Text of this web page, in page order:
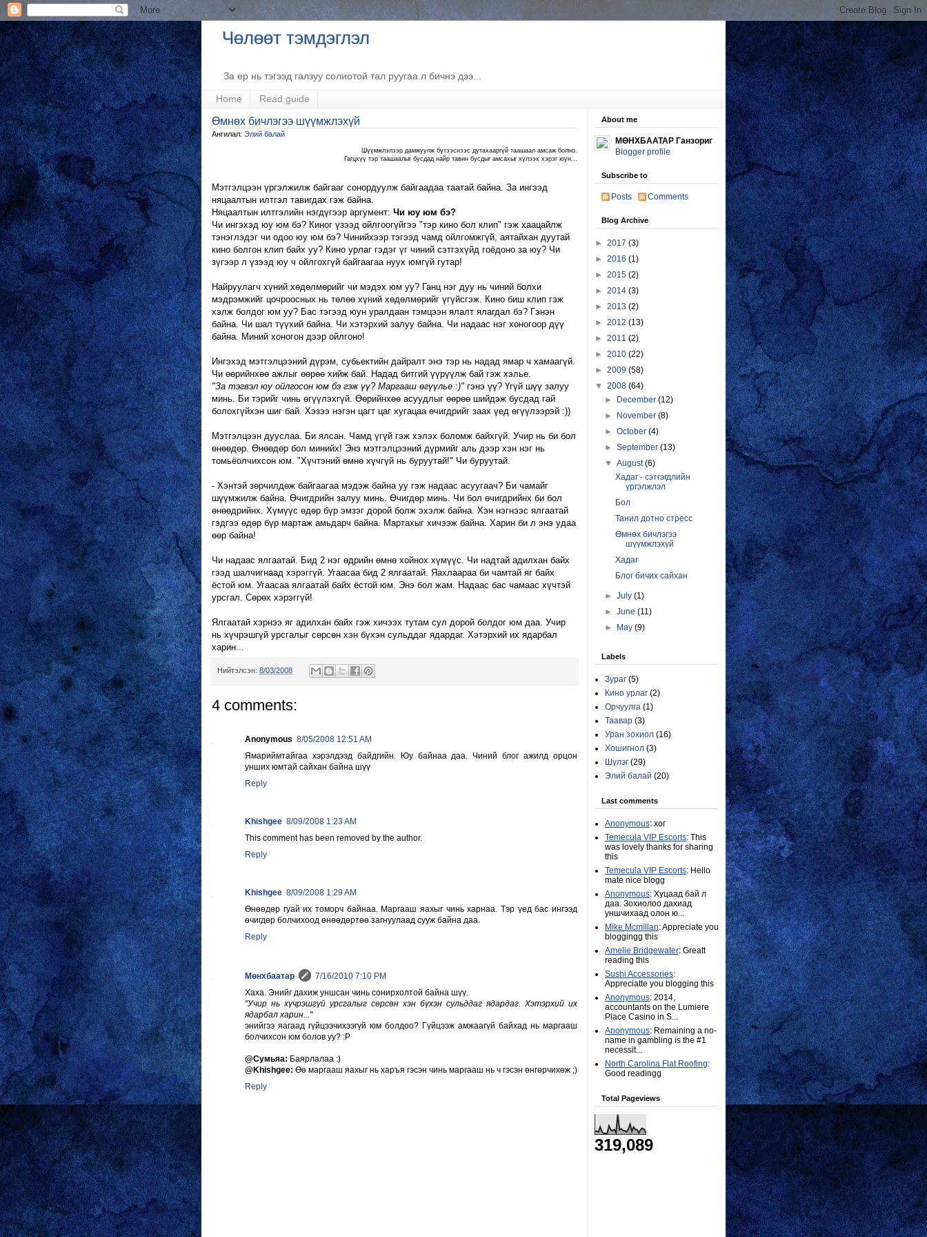
Чөлөөт тэмдэглэл
За ер нь тэгээд галзуу солиотой тал руугаа л бичнэ дээ...
Home Read guide
Өмнөх бичлэгээ шүүмжлэхүй
Ангилал: Элий балай
Шүүмжлэлээр дамжуулж бүтээснээс дутахааргүй таашаал амсаж болно.
Гагцхүү тэр таашаалыг бусдад найр тавин бусдыг амсахыг хүлээх хэрэг юун...
Мэтгэлцээн үргэлжилж байгааг сонордуулж байгаадаа таатай байна. За ингээд
няцаалтын илтгэл тавигдах гэж байна.
Няцаалтын илтгэлийн нэгдүгээр аргумент: Чи юу юм бэ?
Чи ингэхэд юу юм бэ? Киног үзээд ойлгоогүйгээ "тэр кино бол клип" гэж хаацайлж
тэнэглэдэг чи одоо юу юм бэ? Чинийхээр тэгээд чамд ойлгомжгүй, аятайхан дуутай
кино болгон клип байх уу? Кино урлаг гэдэг үг чиний сэтгэхүйд гоёдоно за юу? Чи
зүгээр л үзээд юу ч ойлгохгүй байгаагаа нуух юмгүй гутар!
Найруулагч хүний хөдөлмөрийг чи мэдэх юм уу? Ганц нэг дуу нь чиний болхи
мэдрэмжийг цочроосных нь төлөө хүний хөдөлмөрийг үгүйсгэж. Кино биш клип гэж
хэлж болдог юм уу? Бас тэгээд юун уралдаан тэмцээн ялалт ялагдал бэ? Гэнэн
байна. Чи шал түүхий байна. Чи хэтэрхий залуу байна. Чи надаас нэг хоногоор дүү
байна. Миний хоногон дээр ойлгоно!
Ингэхэд мэтгэлцээний дүрэм, субьектийн дайралт энэ тэр нь надад ямар ч хамаагүй.
Чи өөрийнхөө ажлыг өөрөө хийж бай. Надад битгий үүрүүлж бай гэж хэлье.
"За тэгвэл юу ойлгосон юм бэ гэж үү? Маргааш өгүүлье :)" гэнэ үү? Үгүй шүү залуу
минь. Би тэрийг чинь өгүүлэхгүй. Өөрийнхөө асуудлыг өөрөө шийдэж бусдад гай
болохгүйхэн шиг бай. Хэзээ нэгэн цагт цаг хугацаа өчигдрийг заах үед өгүүлээрэй :))
Мэтгэлцээн дууслаа. Би ялсан. Чамд үгүй гэж хэлэх боломж байхгүй. Учир нь би бол
өнөөдөр. Өнөөдөр бол минийх! Энэ мэтгэлцээний дүрмийг аль дээр хэн нэг нь
томьёолчихсон юм. "Хүчтэний өмнө хүчгүй нь буруутай!" Чи буруутай.
- Хэнтэй зөрчилдөж байгаагаа мэдэж байна уу гэж надаас асуугаач? Би чамайг
шүүмжилж байна. Өчигдрийн залуу минь. Өчигдөр минь. Чи бол өчигдрийнх би бол
өнөөдрийнх. Хүмүүс өдөр бүр эмзэг дорой болж эхэлж байна. Хэн нэгнээс ялгаатай
гэдгээ өдөр бүр мартаж амьдарч байна. Мартахыг хичээж байна. Харин би л энэ удаа
өөр байна!
Чи надаас ялгаатай. Бид 2 нэг өдрийн өмнө хойнох хүмүүс. Чи надтай адилхан байх
гээд шалчигнаад хэрэггүй. Угаасаа бид 2 ялгаатай. Яахлаараа би чамтай яг байх
ёстой юм. Угаасаа ялгаатай байх ёстой юм. Энэ бол жам. Надаас бас чамаас хүчтэй
урсгал. Сөрөх хэрэггүй!
Ялгаатай хэрнээ яг адилхан байх гэж хичээх тутам сул дорой болдог юм даа. Учир
нь хүчрэшгүй урсгалыг сөрсөн хэн бүхэн сульддаг ядардаг. Хэтэрхий их ядарбал
харин...
Нийтэлсэн: 8/03/2008
4 comments:
Anonymous 8/05/2008 12:51 AM
Ямариймтайгаа хэрэлдээд байдгийн. Юу байнаа даа. Чиний блог ажилд орцон
унших юмтай сайхан байна шүү
Reply
Khishgee 8/09/2008 1:23 AM
This comment has been removed by the author.
Reply
Khishgee 8/09/2008 1:29 AM
Өнөөдөр гуай их томорч байнаа. Маргааш яахыг чинь харнаа. Тэр үед бас ингээд
өчигдөр болчихоод өнөөдөртөө загнуулаад сууж байна даа.
Reply
Мөнхбаатар
7/16/2010 7:10 PM
Хаха. Энийг дахиж уншсан чинь сонирхолтой байна шүү.
"Учир нь хүчрэшгүй урсгалыг сөрсөн хэн бүхэн сульддаг ядардаг. Хэтэрхий их
ядарбал харин..."
энийгээ яагаад гүйцээчихээгүй юм болдоо? Гүйцээж амжаагүй байхад нь маргааш
болчихсон юм болов уу? :P
@Сумьяа: Баярлалаа :)
@Khishgee: Өө маргааш яахыг нь харъя гэсэн чинь маргааш нь ч гэсэн өнгөрчихөж ;)
Reply
About me
МӨНХБААТАР Ганзориг
Blogger profile
Subscribe to
Posts Comments
Blog Archive
► 2017 (3)
► 2016 (1)
► 2015 (2)
► 2014 (3)
► 2013 (2)
► 2012 (13)
► 2011 (2)
► 2010 (22)
► 2009 (58)
▼ 2008 (64)
► December(12)
► November(8)
►October(4)
►September(13)
▼August(6)
Хадаг - сэтгэгдлийн
үргэлжлэл
Бол
Танил дотно стресс
Өмнөх бичлэгээ
шүүмжлэхүй
Хадаг
Блог бичих сайхан
►July(1)
►June(11)
► May(9)
Labels
Зураг (5)
Кино урлаг (2)
Орчуулга (1)
Таавар (3)
Уран зохиол (16)
Хошигнол (3)
Шүлэг (29)
Элий балай (20)
Last comments
Anonymous: хог
Temecula VIP Escorts: This
was lovely thanks for sharing
this
Temecula VIP Escorts: Hello
mate nice blogg
Anonymous: Хуцаад бай л
даа. Зохиолоо дахиад
уншчихаад олон ю...
Mike Mcmillan: Appreciate you
bloggingg this
Amelie Bridgewater: Greatt
reading this
Sushi Accessories:
Appreciatte you blogging this
Anonymous: 2014,
accountants on the Lumiere
Place Casino in S...
Anonymous: Remaining a no-
name in gambling is the #1
necessit...
North Carolina Flat Roofing:
Good readingg
Total Pageviews
319,089